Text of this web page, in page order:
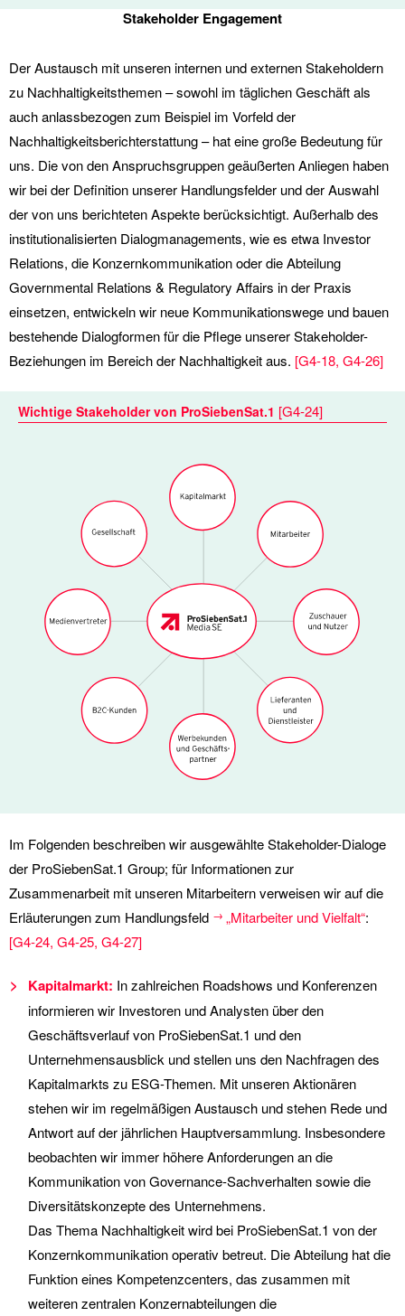
Stakeholder Engagement
Der Austausch mit unseren internen und externen Stakeholdern
zu Nachhaltigkeitsthemen – sowohl im täglichen Geschäft als
auch anlassbezogen zum Beispiel im Vorfeld der
Nachhaltigkeitsberichterstattung – hat eine große Bedeutung für
uns. Die von den Anspruchsgruppen geäußerten Anliegen haben
wir bei der Definition unserer Handlungsfelder und der Auswahl
der von uns berichteten Aspekte berücksichtigt. Außerhalb des
institutionalisierten Dialogmanagements, wie es etwa Investor
Relations, die Konzernkommunikation oder die Abteilung
Governmental Relations & Regulatory Affairs in der Praxis
einsetzen, entwickeln wir neue Kommunikationswege und bauen
bestehende Dialogformen für die Pflege unserer Stakeholder-
Beziehungen im Bereich der Nachhaltigkeit aus. [G4-18, G4-26]
Wichtige Stakeholder von ProSiebenSat.1 [G4-24]
Im Folgenden beschreiben wir ausgewählte Stakeholder-Dialoge
der ProSiebenSat.1 Group; für Informationen zur
Zusammenarbeit mit unseren Mitarbeitern verweisen wir auf die
Erläuterungen zum Handlungsfeld
„Mitarbeiter und Vielfalt“:
[G4-24, G4-25, G4-27]
Kapitalmarkt: In zahlreichen Roadshows und Konferenzen
informieren wir Investoren und Analysten über den
Geschäftsverlauf von ProSiebenSat.1 und den
Unternehmensausblick und stellen uns den Nachfragen des
Kapitalmarkts zu ESG-Themen. Mit unseren Aktionären
stehen wir im regelmäßigen Austausch und stehen Rede und
Antwort auf der jährlichen Hauptversammlung. Insbesondere
beobachten wir immer höhere Anforderungen an die
Kommunikation von Governance-Sachverhalten sowie die
Diversitätskonzepte des Unternehmens.
Das Thema Nachhaltigkeit wird bei ProSiebenSat.1 von der
Konzernkommunikation operativ betreut. Die Abteilung hat die
Funktion eines Kompetenzcenters, das zusammen mit
weiteren zentralen Konzernabteilungen die